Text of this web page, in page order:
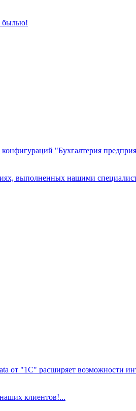
былью!
"Бухгалтерия
выполненных нашими
от "1С" расширяет возможности
клиентов!...